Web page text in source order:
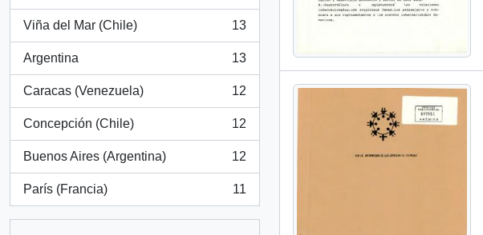
Viña del Mar (Chile)
, 13 resultados
13
Argentina
, 13 resultados
13
Caracas (Venezuela)
, 12 resultados
12
Concepción (Chile)
, 12 resultados
12
Buenos Aires (Argentina)
, 12 resultados
12
París (Francia)
, 11 resultados
11